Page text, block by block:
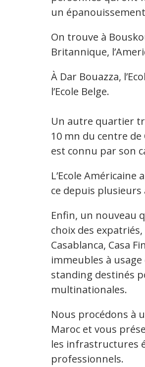
un
On trouve à
Britannique,
À Dar Bouazza,
l’Ecole Belge.
Un autre quartier
10 mn du centre de
est connu par son
L’Ecole
ce depuis plusieurs
Enfin, un nouveau
choix des expatriés,
Casablanca, Casa
immeubles à
standing destinés
multinationales.
Nous procédons à
Maroc et vous
les infrastructures
professionnels.